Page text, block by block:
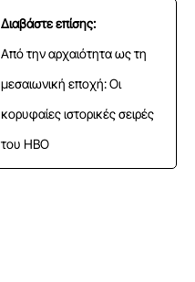
Διαβάστε επίσης:
Από την αρχαιότητα ως τη
μεσαιωνική εποχή: Οι
κορυφαίες ιστορικές σειρές
του HBO